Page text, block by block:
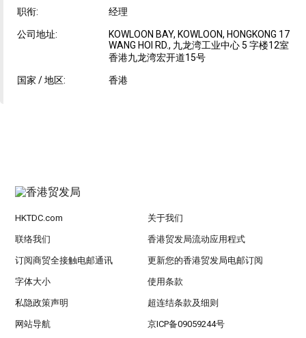
职衔: 经理
公司地址:
KOWLOON BAY, KOWLOON, HONGKONG 17
WANG HOI RD., 九龙湾工业中心 5 字楼12室
香港九龙湾宏开道15号
国家 / 地区: 香港
HKTDC.com 关于我们
联络我们 香港贸发局流动应用程式
订阅商贸全接触电邮通讯 更新您的香港贸发局电邮订阅
字体大小 使用条款
私隐政策声明 超连结条款及细则
网站导航 京ICP备09059244号